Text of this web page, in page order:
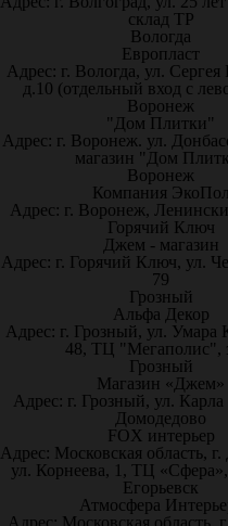
склад ТР
Вологда
Европласт
Адрес: г. Вологда, ул.
д.10 (отдельный вход с
Воронеж
"Дом Плитки"
Адрес: г. Воронеж. ул.
магазин "Дом
Воронеж
Компания ЭкоПол
Адрес: г. Воронеж,
Горячий Ключ
Джем - магазин
Адрес: г. Горячий Ключ, ул.
79
Грозный
Альфа Декор
Адрес: г. Грозный, ул. Умара
48, ТЦ "Мегаполис",
Грозный
Магазин «Джем»
Адрес: г. Грозный, ул.
Домодедово
FOX интерьер
Адрес: Московская область,
ул. Корнеева, 1, ТЦ
Егорьевск
Атмосфера